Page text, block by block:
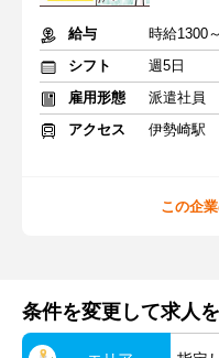
給与
時給1300
シフト
週5日
雇用形態
派遣社員
アクセス
伊勢崎駅
この企
条件を変更して求人